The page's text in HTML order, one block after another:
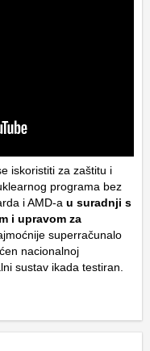
iskoristiti za zaštitu i
programa bez
i AMD-a u suradnji s
i upravom za
superračunalo
nacionalnoj
sustav ikada testiran.